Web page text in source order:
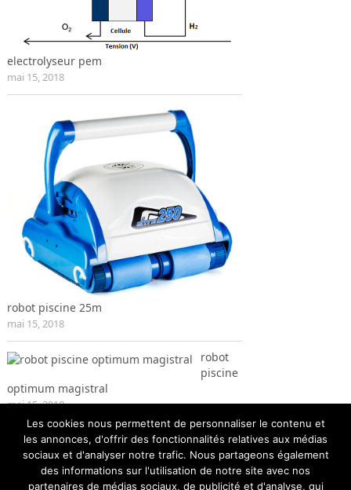
electrolyseur pem
mai 15, 2018
robot piscine 25m
mai 15, 2018
robot
piscine
optimum magistral
mai 15, 2018
Les cookies nous permettent de personnaliser le contenu et
les annonces, d'offrir des fonctionnalités relatives aux médias
sociaux et d'analyser notre trafic. Nous partageons également
des informations sur l'utilisation de notre site avec nos
partenaires de médias sociaux, de publicité et d'analyse, qui